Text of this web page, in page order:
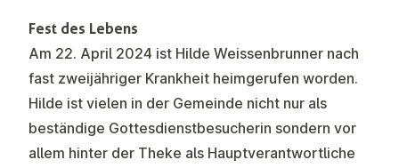
Fest des Lebens
Am 22. April 2024 ist Hilde Weissenbrunner nach
fast zweijähriger Krankheit heimgerufen worden.
Hilde ist vielen in der Gemeinde nicht nur als
beständige Gottesdienstbesucherin sondern vor
allem hinter der Theke als Hauptverantwortliche